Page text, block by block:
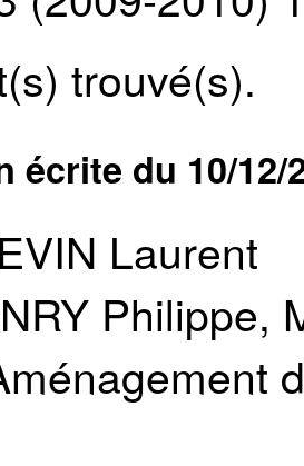
trouvé(s).
écrite du 10/12/
Laurent
Philippe,